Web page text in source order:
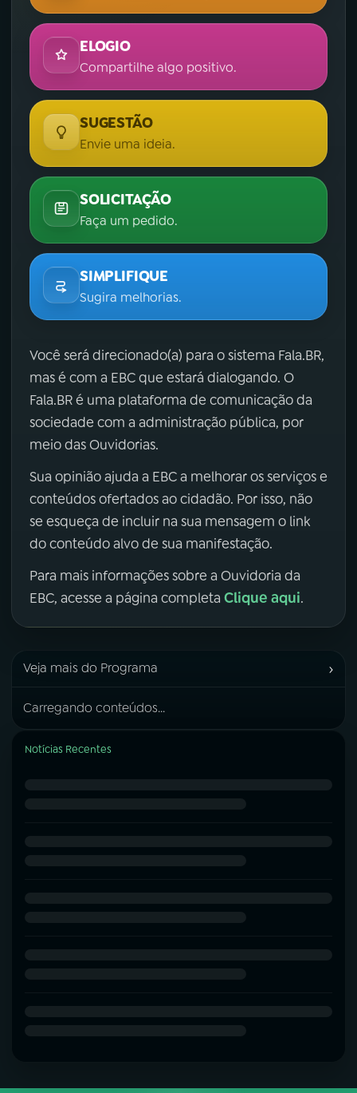
ELOGIO
Compartilhe algo positivo.
SUGESTÃO
Envie uma ideia.
SOLICITAÇÃO
Faça um pedido.
SIMPLIFIQUE
Sugira melhorias.
Você será direcionado(a) para o sistema Fala.BR,
mas é com a EBC que estará dialogando. O
Fala.BR é uma plataforma de comunicação da
sociedade com a administração pública, por
meio das Ouvidorias.
Sua opinião ajuda a EBC a melhorar os serviços e
conteúdos ofertados ao cidadão. Por isso, não
se esqueça de incluir na sua mensagem o link
do conteúdo alvo de sua manifestação.
Para mais informações sobre a Ouvidoria da
EBC, acesse a página completa Clique aqui.
Veja mais do Programa ›
Carregando conteúdos...
Notícias Recentes